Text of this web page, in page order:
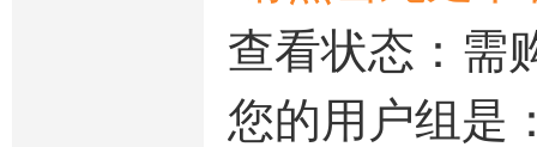
查看状态：需
您的用户组是